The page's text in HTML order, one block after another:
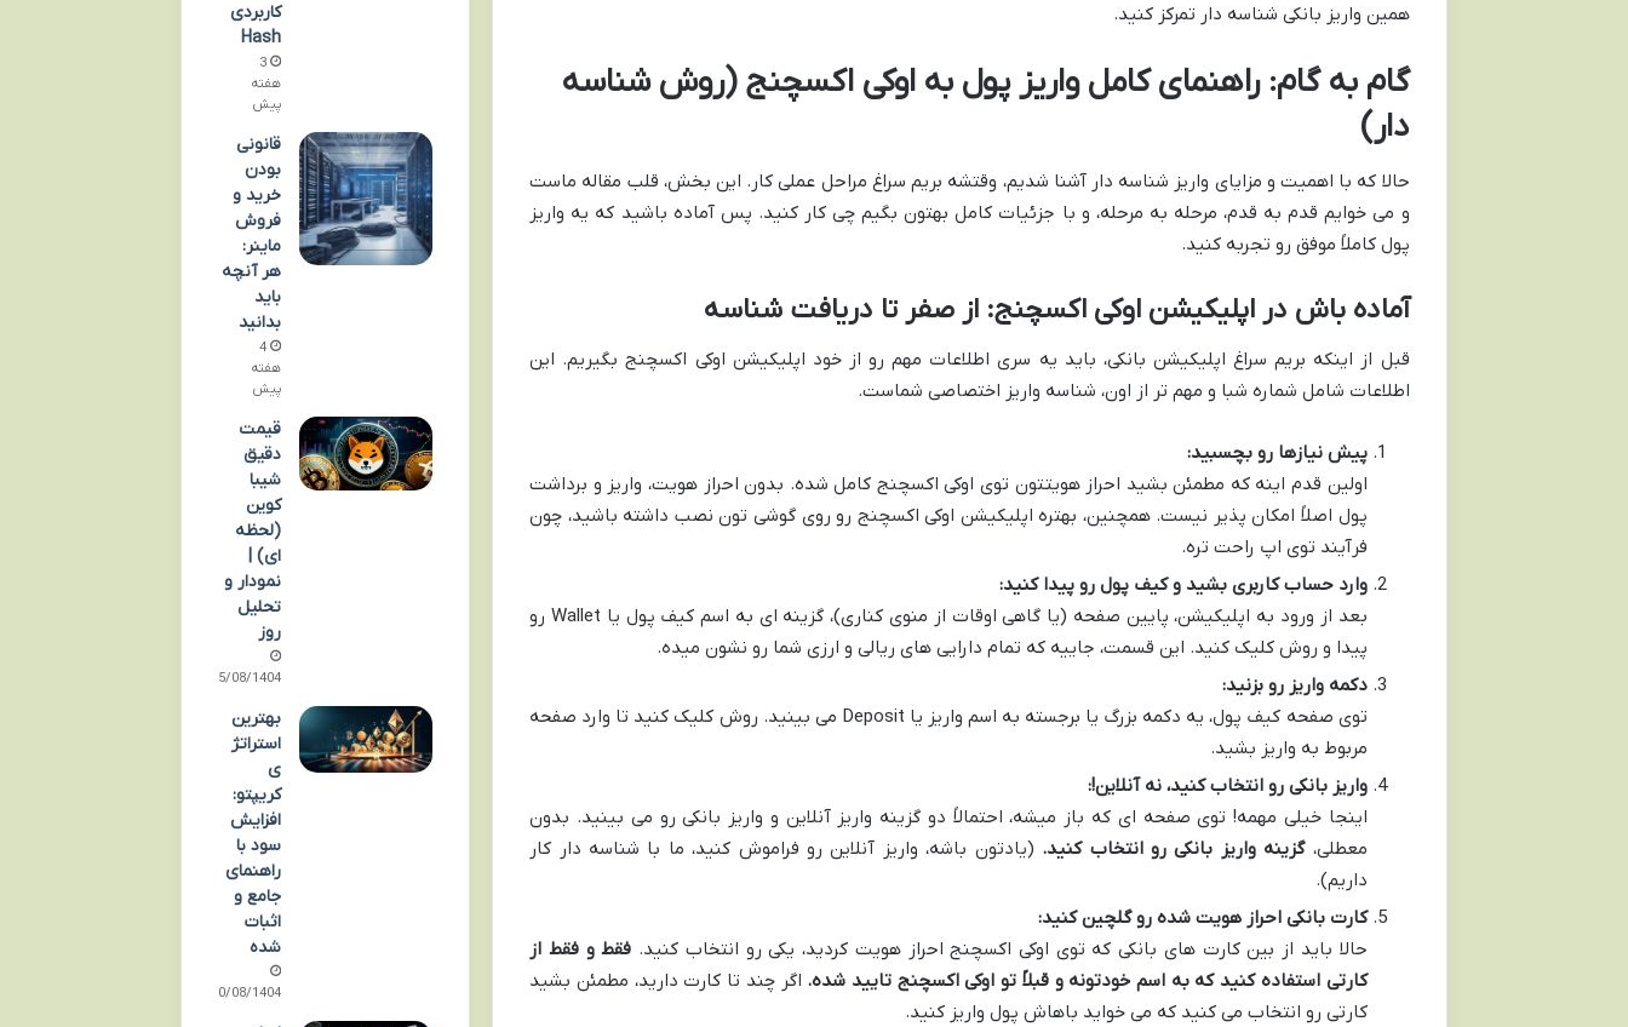
همین واریز بانکی شناسه دار تمرکز کنید.
گام به گام: راهنمای کامل واریز پول به اوکی اکسچنج (روش شناسه
دار)
حالا که با اهمیت و مزایای واریز شناسه دار آشنا شدیم، وقتشه بریم سراغ مراحل عملی کار. این بخش، قلب مقاله ماست
و می خوایم قدم به قدم، مرحله به مرحله، و با جزئیات کامل بهتون بگیم چی کار کنید. پس آماده باشید که یه واریز
پول کاملاً موفق رو تجربه کنید.
آماده باش در اپلیکیشن اوکی اکسچنج: از صفر تا دریافت شناسه
قبل از اینکه بریم سراغ اپلیکیشن بانکی، باید یه سری اطلاعات مهم رو از خود اپلیکیشن اوکی اکسچنج بگیریم. این
اطلاعات شامل شماره شبا و مهم تر از اون، شناسه واریز اختصاصی شماست.
پیش نیازها رو بچسبید:
اولین قدم اینه که مطمئن بشید احراز هویتتون توی اوکی اکسچنج کامل شده. بدون احراز هویت، واریز و برداشت
پول اصلاً امکان پذیر نیست. همچنین، بهتره اپلیکیشن اوکی اکسچنج رو روی گوشی تون نصب داشته باشید، چون
فرآیند توی اپ راحت تره.
وارد حساب کاربری بشید و کیف پول رو پیدا کنید:
بعد از ورود به اپلیکیشن، پایین صفحه (یا گاهی اوقات از منوی کناری)، گزینه ای به اسم کیف پول یا Wallet رو
پیدا و روش کلیک کنید. این قسمت، جاییه که تمام دارایی های ریالی و ارزی شما رو نشون میده.
دکمه واریز رو بزنید:
توی صفحه کیف پول، یه دکمه بزرگ یا برجسته به اسم واریز یا Deposit می بینید. روش کلیک کنید تا وارد صفحه
مربوط به واریز بشید.
واریز بانکی رو انتخاب کنید، نه آنلاین!:
اینجا خیلی مهمه! توی صفحه ای که باز میشه، احتمالاً دو گزینه واریز آنلاین و واریز بانکی رو می بینید. بدون
معطلی،گزینه واریز بانکی رو انتخاب کنید. (یادتون باشه، واریز آنلاین رو فراموش کنید، ما با شناسه دار کار
داریم).
کارت بانکی احراز هویت شده رو گلچین کنید:
حالا باید از بین کارت های بانکی که توی اوکی اکسچنج احراز هویت کردید، یکی رو انتخاب کنید. فقط و فقط از
کارتی استفاده کنید که به اسم خودتونه و قبلاً تو اوکی اکسچنج تایید شده. اگر چند تا کارت دارید، مطمئن بشید
کارتی رو انتخاب می کنید که می خواید باهاش پول واریز کنید.
کاربردی
Hash
3
هفته
پیش
قانونی
بودن
خرید و
فروش
ماینر:
هر آنچه
باید
بدانید
4
هفته
پیش
قیمت
دقیق
شیبا
کوین
(لحظه
ای) |
نمودار و
تحلیل
روز
15/08/1404
بهترین
استراتژ
ی
کریپتو:
افزایش
سود با
راهنمای
جامع و
اثبات
شده
10/08/1404